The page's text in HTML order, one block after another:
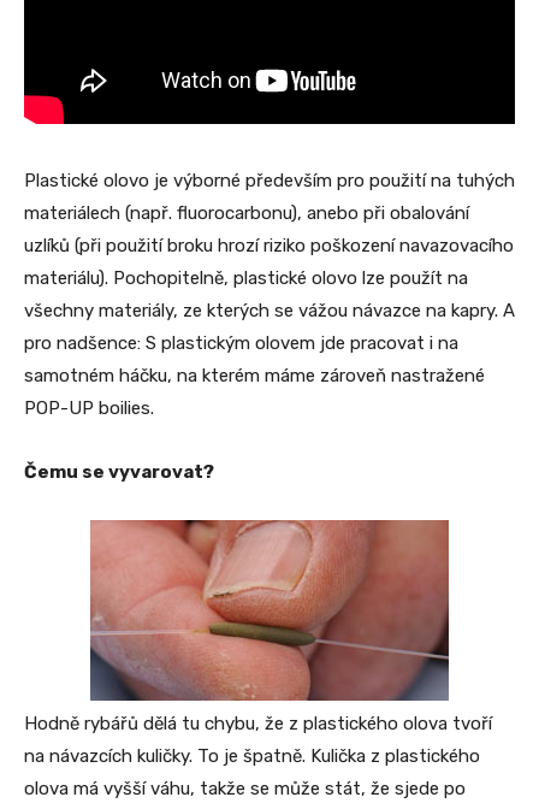
Plastické olovo je výborné především pro použití na tuhých
materiálech (např. fluorocarbonu), anebo při obalování
uzlíků (při použití broku hrozí riziko poškození navazovacího
materiálu). Pochopitelně, plastické olovo lze použít na
všechny materiály, ze kterých se vážou návazce na kapry. A
pro nadšence: S plastickým olovem jde pracovat i na
samotném háčku, na kterém máme zároveň nastražené
POP-UP boilies.
Čemu se vyvarovat?
Hodně rybářů dělá tu chybu, že z plastického olova tvoří
na návazcích kuličky. To je špatně. Kulička z plastického
olova má vyšší váhu, takže se může stát, že sjede po